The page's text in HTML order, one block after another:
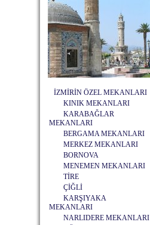
İZMİRİN ÖZEL MEKANLARI
KINIK MEKANLARI
KARABAĞLAR
MEKANLARI
BERGAMA MEKANLARI
MERKEZ MEKANLARI
BORNOVA
MENEMEN MEKANLARI
TİRE
ÇİĞLİ
KARŞIYAKA
MEKANLARI
NARLIDERE MEKANLARI